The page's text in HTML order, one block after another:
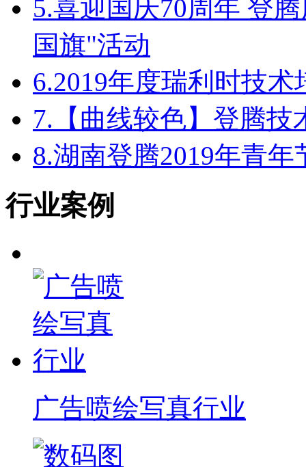
5.喜迎国庆70周年 登
国旗"活动
6.2019年度瑞利时技
7. 【曲线较色】登腾
8.湖南登腾2019年青
行业案例
广告喷绘写真行业